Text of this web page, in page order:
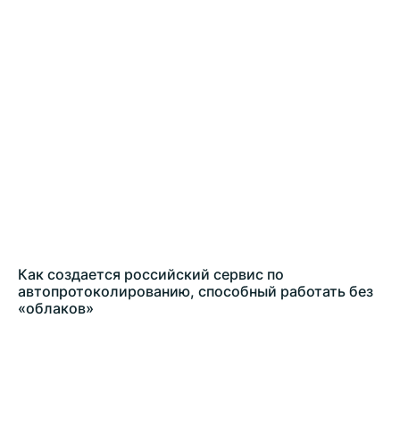
Как создается российский сервис по
автопротоколированию, способный работать без
«облаков»